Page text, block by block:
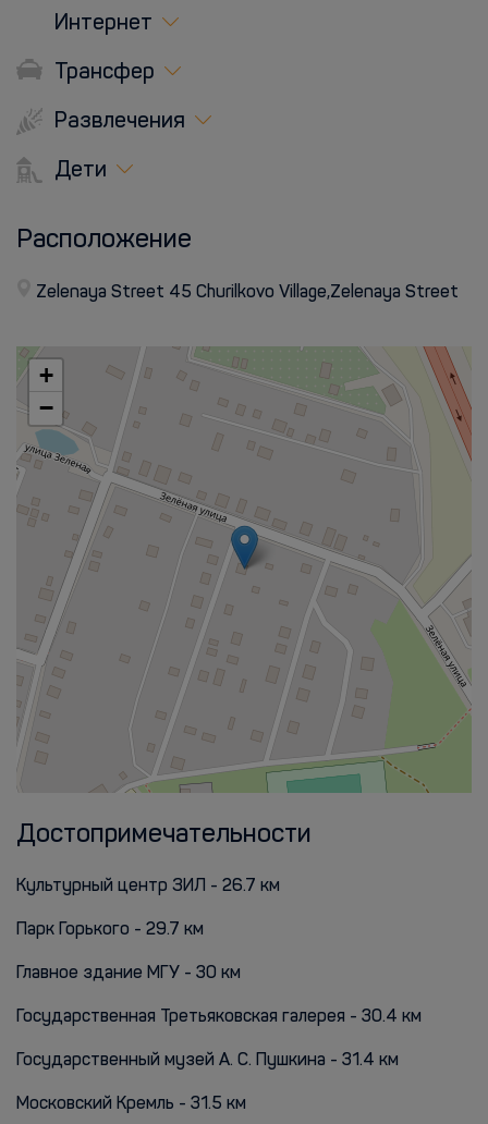
Интернет
Трансфер
Развлечения
Дети
Расположение
Zelenaya Street 45 Churilkovo Village,Zelenaya Street
+
−
Достопримечательности
Культурный центр ЗИЛ - 26.7 км
Парк Горького - 29.7 км
Главное здание МГУ - 30 км
Государственная Третьяковская галерея - 30.4 км
Государственный музей А. С. Пушкина - 31.4 км
Московский Кремль - 31.5 км